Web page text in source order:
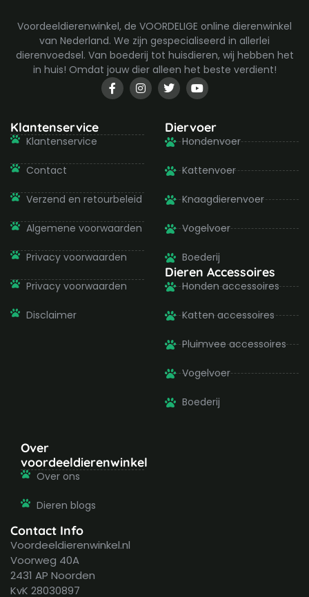
Voordeeldierenwinkel, de VOORDELIGE online dierenwinkel
van Nederland. We zijn gespecialiseerd in allerlei
dierenvoedsel. Van boederij tot huisdieren, wij hebben het
in huis! Omdat jouw dier alleen het beste verdient!
F
a
c
o
I
n
s
g
T
w
i
t
e
r
Y
o
u
u
b
e
Klantenservice
Klantenservice
Contact
Verzend en retourbeleid
Algemene voorwaarden
Privacy voorwaarden
Privacy voorwaarden
Disclaimer
Diervoer
Hondenvoer
Kattenvoer
Knaagdierenvoer
Vogelvoer
Boederij
Dieren Accessoires
Honden accessoires
Katten accessoires
Pluimvee accessoires
Vogelvoer
Boederij
Over
voordeeldierenwinkel
Over ons
Dieren blogs
Contact Info
Voordeeldierenwinkel.nl
Voorweg 40A
2431 AP Noorden
KvK 28030897